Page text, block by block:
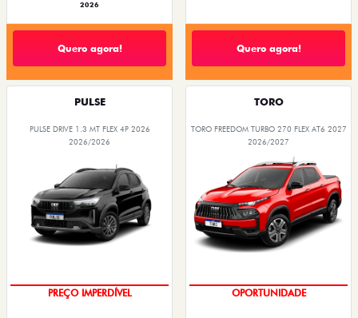
2026
Quero agora! Quero agora!
PULSE
PULSE DRIVE 1.3 MT FLEX 4P 2026
2026/2026
OPORTUNIDADE
TORO
TORO FREEDOM TURBO 270 FLEX AT6 2027
2026/2027